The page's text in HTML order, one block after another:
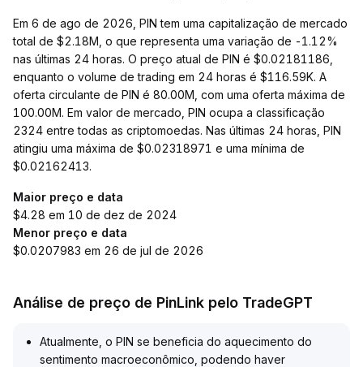
Em 6 de ago de 2026, PIN tem uma capitalização de mercado
total de $2.18M, o que representa uma variação de -1.12%
nas últimas 24 horas. O preço atual de PIN é $0.02181186,
enquanto o volume de trading em 24 horas é $116.59K. A
oferta circulante de PIN é 80.00M, com uma oferta máxima de
100.00M. Em valor de mercado, PIN ocupa a classificação
2324 entre todas as criptomoedas. Nas últimas 24 horas, PIN
atingiu uma máxima de $0.02318971 e uma mínima de
$0.02162413.
Maior preço e data
$4.28 em 10 de dez de 2024
Menor preço e data
$0.0207983 em 26 de jul de 2026
Análise de preço de PinLink pelo TradeGPT
Atualmente, o PIN se beneficia do aquecimento do
sentimento macroeconômico, podendo haver